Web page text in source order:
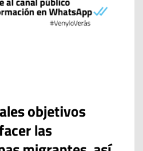
objetivos
las